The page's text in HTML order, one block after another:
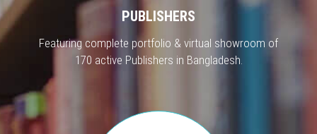
PUBLISHERS
Featuring complete portfolio & virtual showroom of
170 active Publishers in Bangladesh.